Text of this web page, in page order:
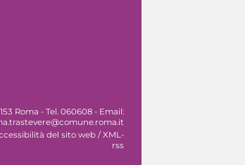
Roma - Tel. 060608 - Email:
del sito web / XML-
rss